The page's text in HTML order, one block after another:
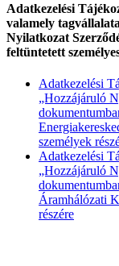
Adatkezelési
valamely
Nyilatkozat
feltüntetett
Adatkezelési
„Hozzájáruló
személyek
Adatkezelési
„Hozzájáruló
Áramhálózati
részére